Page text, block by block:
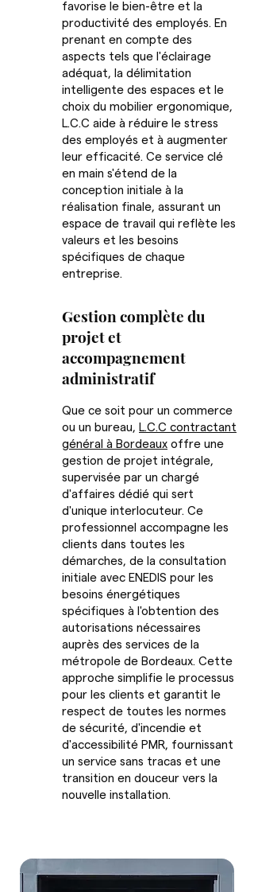
favorise le bien-être et la
productivité des employés. En
prenant en compte des
aspects tels que l'éclairage
adéquat, la délimitation
intelligente des espaces et le
choix du mobilier ergonomique,
L.C.C aide à réduire le stress
des employés et à augmenter
leur efficacité. Ce service clé
en main s'étend de la
conception initiale à la
réalisation finale, assurant un
espace de travail qui reflète les
valeurs et les besoins
spécifiques de chaque
entreprise.
Gestion complète du
projet et
accompagnement
administratif
Que ce soit pour un commerce
ou un bureau, L.C.C contractant
général à Bordeaux offre une
gestion de projet intégrale,
supervisée par un chargé
d'affaires dédié qui sert
d'unique interlocuteur. Ce
professionnel accompagne les
clients dans toutes les
démarches, de la consultation
initiale avec ENEDIS pour les
besoins énergétiques
spécifiques à l'obtention des
autorisations nécessaires
auprès des services de la
métropole de Bordeaux. Cette
approche simplifie le processus
pour les clients et garantit le
respect de toutes les normes
de sécurité, d'incendie et
d'accessibilité PMR, fournissant
un service sans tracas et une
transition en douceur vers la
nouvelle installation.